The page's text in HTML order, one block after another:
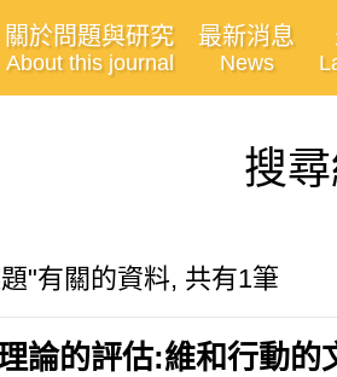
關於問題與研究
About this journal
最新消息
News
搜
"有關的資料, 共有1筆
論的評估:維和行動的